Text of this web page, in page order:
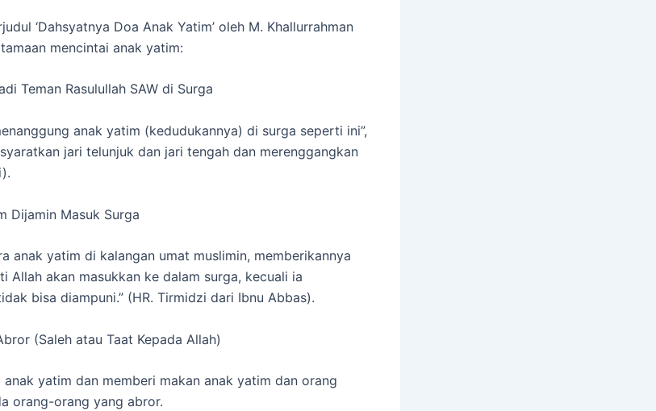
‘Dahsyatnya Doa Anak Yatim’ oleh M. Khallurrahman
mencintai anak yatim:
Teman Rasulullah SAW di Surga
anak yatim (kedudukannya) di surga seperti ini”,
jari telunjuk dan jari tengah dan merenggangkan
Dijamin Masuk Surga
anak yatim di kalangan umat muslimin, memberikannya
Allah akan masukkan ke dalam surga, kecuali ia
bisa diampuni.” (HR. Tirmidzi dari Ibnu Abbas).
(Saleh atau Taat Kepada Allah)
anak yatim dan memberi makan anak yatim dan orang
orang-orang yang abror.